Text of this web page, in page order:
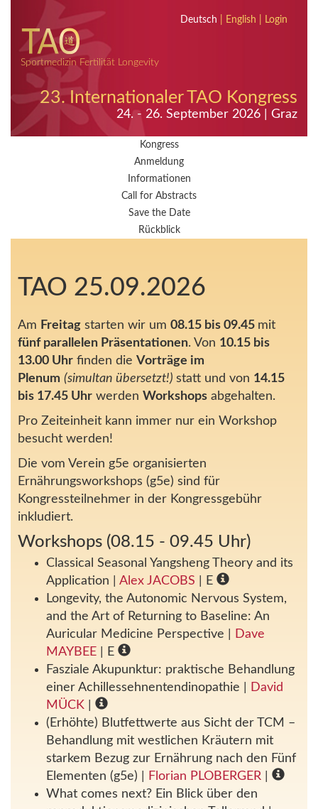
Deutsch English Login
Sportmedizin Fertilität Longevity
23. Internationaler TAO Kongress
24. - 26. September 2026 | Graz
Kongress
Anmeldung
Informationen
Call for Abstracts
Save the Date
Rückblick
TAO 25.09.2026
Am Freitag starten wir um 08.15 bis 09.45 mit
fünf parallelen Präsentationen. Von 10.15 bis
13.00 Uhr finden die Vorträge im
Plenum (simultan übersetzt!) statt und von 14.15
bis 17.45 Uhr werden Workshops abgehalten.
Pro Zeiteinheit kann immer nur ein Workshop
besucht werden!
Die vom Verein g5e organisierten
Ernährungsworkshops (g5e) sind für
Kongressteilnehmer in der Kongressgebühr
inkludiert.
Workshops (08.15 - 09.45 Uhr)
Classical Seasonal Yangsheng Theory and its
Application
Alex JACOBS | E
Longevity, the Autonomic Nervous System,
and the Art of Returning to Baseline: An
Auricular Medicine Perspective
Dave
MAYBEE | E
Fasziale Akupunktur: praktische Behandlung
einer Achillessehnentendinopathie
David
MÜCK
(Erhöhte) Blutfettwerte aus Sicht der TCM –
Behandlung mit westlichen Kräutern mit
starkem Bezug zur Ernährung nach den Fünf
Elementen (g5e)
Florian PLOBERGER
What comes next? Ein Blick über den